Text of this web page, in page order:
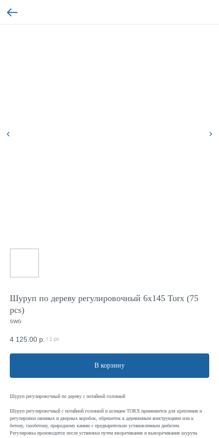
Шуруп по дереву регулировочный 6x145 Torx (75
pcs)
SWG
4 125.00 р. / 1 pc
В корзину
Шуруп регулировочный по дереву с потайной головкой
Шуруп регулировочный с потайной головкой и шлицем TORX применяется для крепления и
регулировки оконных и дверных коробок, обрешеток к деревянным конструкциям или к
бетону, газобетону, природному камню с предварительно установленным дюбелем.
Регулировка производится после установки путем вворачивания и выворачивания шурупа